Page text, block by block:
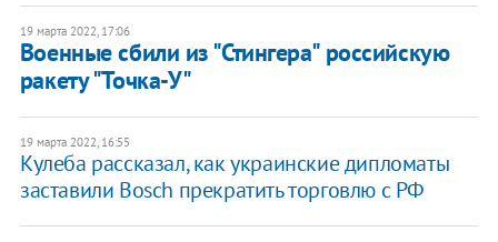
19 марта 2022, 17:06
Военные сбили из "Стингера" российскую
ракету "Точка-У"
19 марта 2022, 16:55
Кулеба рассказал, как украинские дипломаты
заставили Bosch прекратить торговлю с РФ